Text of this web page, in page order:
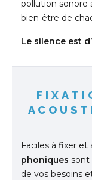
pollution sonore
bien-être de
Le silence est
Faciles à fixer
phoniques sont
de vos besoins